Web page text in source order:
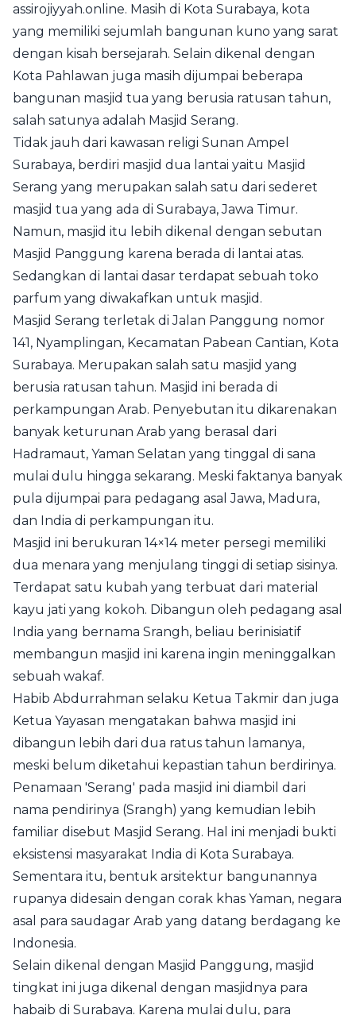
assirojiyyah.online. Masih di Kota Surabaya, kota
yang memiliki sejumlah bangunan kuno yang sarat
dengan kisah bersejarah. Selain dikenal dengan
Kota Pahlawan juga masih dijumpai beberapa
bangunan masjid tua yang berusia ratusan tahun,
salah satunya adalah Masjid Serang.
Tidak jauh dari kawasan religi Sunan Ampel
Surabaya, berdiri masjid dua lantai yaitu Masjid
Serang yang merupakan salah satu dari sederet
masjid tua yang ada di Surabaya, Jawa Timur.
Namun, masjid itu lebih dikenal dengan sebutan
Masjid Panggung karena berada di lantai atas.
Sedangkan di lantai dasar terdapat sebuah toko
parfum yang diwakafkan untuk masjid.
Masjid Serang terletak di Jalan Panggung nomor
141, Nyamplingan, Kecamatan Pabean Cantian, Kota
Surabaya. Merupakan salah satu masjid yang
berusia ratusan tahun. Masjid ini berada di
perkampungan Arab. Penyebutan itu dikarenakan
banyak keturunan Arab yang berasal dari
Hadramaut, Yaman Selatan yang tinggal di sana
mulai dulu hingga sekarang. Meski faktanya banyak
pula dijumpai para pedagang asal Jawa, Madura,
dan India di perkampungan itu.
Masjid ini berukuran 14×14 meter persegi memiliki
dua menara yang menjulang tinggi di setiap sisinya.
Terdapat satu kubah yang terbuat dari material
kayu jati yang kokoh. Dibangun oleh pedagang asal
India yang bernama Srangh, beliau berinisiatif
membangun masjid ini karena ingin meninggalkan
sebuah wakaf.
Habib Abdurrahman selaku Ketua Takmir dan juga
Ketua Yayasan mengatakan bahwa masjid ini
dibangun lebih dari dua ratus tahun lamanya,
meski belum diketahui kepastian tahun berdirinya.
Penamaan 'Serang' pada masjid ini diambil dari
nama pendirinya (Srangh) yang kemudian lebih
familiar disebut Masjid Serang. Hal ini menjadi bukti
eksistensi masyarakat India di Kota Surabaya.
Sementara itu, bentuk arsitektur bangunannya
rupanya didesain dengan corak khas Yaman, negara
asal para saudagar Arab yang datang berdagang ke
Indonesia.
Selain dikenal dengan Masjid Panggung, masjid
tingkat ini juga dikenal dengan masjidnya para
habaib di Surabaya. Karena mulai dulu, para